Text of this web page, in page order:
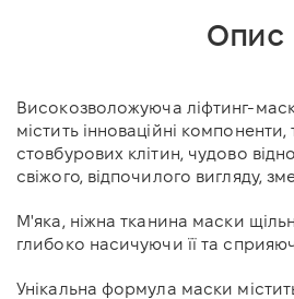
Опис
Високозволожуюча ліфтинг-
містить інноваційні компоненти,
стовбурових клітин, чудово
свіжого, відпочилого вигляду,
М'яка, ніжна тканина маски
глибоко насичуючи її та
Унікальна формула маски